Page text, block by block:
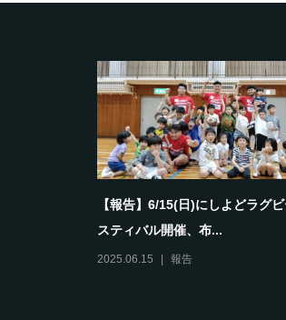
【報告】6/15(日)にしよどラグ
スティバル開催、布...
2025.06.15 報告